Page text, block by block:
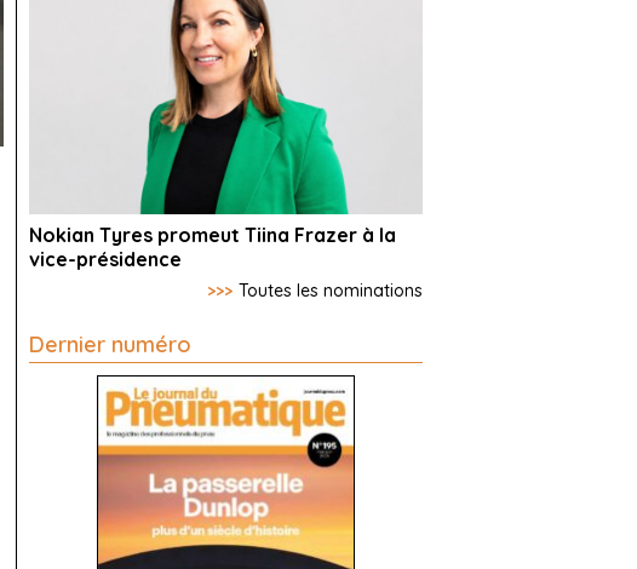
Nokian Tyres promeut Tiina Frazer à la
vice-présidence
>>> Toutes les nominations
Dernier numéro